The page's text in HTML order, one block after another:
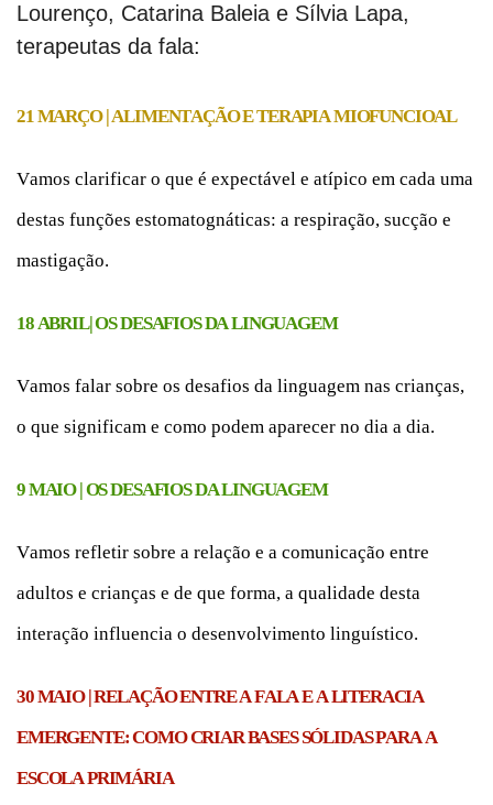
Lourenço, Catarina Baleia e Sílvia Lapa,
terapeutas da fala:
21 MARÇO | ALIMENTAÇÃO E TERAPIA MIOFUNCIOAL
Vamos clarificar o que é expectável e atípico em cada uma
destas funções estomatognáticas: a respiração, sucção e
mastigação.
18 ABRIL| OS DESAFIOS DA LINGUAGEM
Vamos falar sobre os desafios da linguagem nas crianças,
o que significam e como podem aparecer no dia a dia.
9 MAIO | OS DESAFIOS DA LINGUAGEM
Vamos refletir sobre a relação e a comunicação entre
adultos e crianças e de que forma, a qualidade desta
interação influencia o desenvolvimento linguístico.
30 MAIO | RELAÇÃO ENTRE A FALA E A LITERACIA
EMERGENTE: COMO CRIAR BASES SÓLIDAS PARA A
ESCOLA PRIMÁRIA